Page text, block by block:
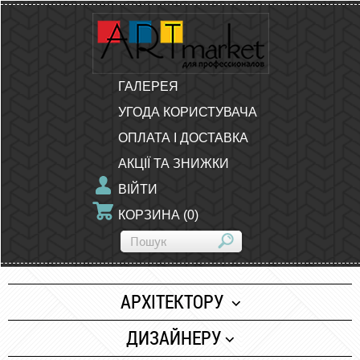
ГАЛЕРЕЯ
УГОДА КОРИСТУВАЧА
ОПЛАТА І ДОСТАВКА
АКЦІЇ ТА ЗНИЖКИ
ВІЙТИ
КОРЗИНА (0)
АРХІТЕКТОРУ
Папір
ДИЗАЙНЕРУ